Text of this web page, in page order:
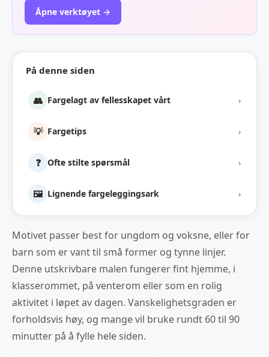
På denne siden
👥 Fargelagt av fellesskapet vårt ›
💡 Fargetips ›
❓ Ofte stilte spørsmål ›
🖼️ Lignende fargeleggingsark ›
Åpne verktøyet →
Motivet passer best for ungdom og voksne, eller for
barn som er vant til små former og tynne linjer.
Denne utskrivbare malen fungerer fint hjemme, i
klasserommet, på venterom eller som en rolig
aktivitet i løpet av dagen. Vanskelighetsgraden er
forholdsvis høy, og mange vil bruke rundt 60 til 90
minutter på å fylle hele siden.